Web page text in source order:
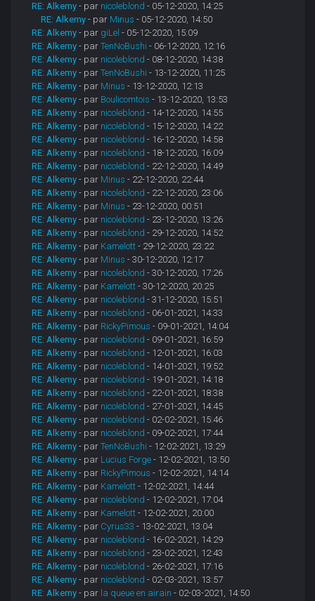
RE: Alkemy - par nicoleblond - 05-12-2020, 14:25
RE: Alkemy - par Minus - 05-12-2020, 14:50
RE: Alkemy - par giLel - 05-12-2020, 15:09
RE: Alkemy - parTenNoBushi - 06-12-2020, 12:16
RE: Alkemy - par nicoleblond - 08-12-2020, 14:38
RE: Alkemy - parTenNoBushi - 13-12-2020, 11:25
RE: Alkemy - par Minus - 13-12-2020, 12:13
RE: Alkemy - par Boulicomtois - 13-12-2020, 13:53
RE: Alkemy - par nicoleblond - 14-12-2020, 14:55
RE: Alkemy - par nicoleblond - 15-12-2020, 14:22
RE: Alkemy - par nicoleblond - 16-12-2020, 14:58
RE: Alkemy - par nicoleblond - 18-12-2020, 16:09
RE: Alkemy - par nicoleblond - 22-12-2020, 14:49
RE: Alkemy - par Minus - 22-12-2020, 22:44
RE: Alkemy - par nicoleblond - 22-12-2020, 23:06
RE: Alkemy - par Minus - 23-12-2020, 00:51
RE: Alkemy - par nicoleblond - 23-12-2020, 13:26
RE: Alkemy - par nicoleblond - 29-12-2020, 14:52
RE: Alkemy - par Kamelott - 29-12-2020, 23:22
RE: Alkemy - par Minus - 30-12-2020, 12:17
RE: Alkemy - par nicoleblond - 30-12-2020, 17:26
RE: Alkemy - par Kamelott - 30-12-2020, 20:25
RE: Alkemy - par nicoleblond - 31-12-2020, 15:51
RE: Alkemy - par nicoleblond - 06-01-2021, 14:33
RE: Alkemy - par RickyPimous - 09-01-2021, 14:04
RE: Alkemy - par nicoleblond - 09-01-2021, 16:59
RE: Alkemy - par nicoleblond - 12-01-2021, 16:03
RE: Alkemy - par nicoleblond - 14-01-2021, 19:52
RE: Alkemy - par nicoleblond - 19-01-2021, 14:18
RE: Alkemy - par nicoleblond - 22-01-2021, 18:38
RE: Alkemy - par nicoleblond - 27-01-2021, 14:45
RE: Alkemy - par nicoleblond - 02-02-2021, 15:46
RE: Alkemy - par nicoleblond - 09-02-2021, 17:44
RE: Alkemy - parTenNoBushi - 12-02-2021, 13:29
RE: Alkemy - par Lucius Forge - 12-02-2021, 13:50
RE: Alkemy - par RickyPimous - 12-02-2021, 14:14
RE: Alkemy - par Kamelott - 12-02-2021, 14:44
RE: Alkemy - par nicoleblond - 12-02-2021, 17:04
RE: Alkemy - par Kamelott - 12-02-2021, 20:00
RE: Alkemy - par Cyrus33 - 13-02-2021, 13:04
RE: Alkemy - par nicoleblond - 16-02-2021, 14:29
RE: Alkemy - par nicoleblond - 23-02-2021, 12:43
RE: Alkemy - par nicoleblond - 26-02-2021, 17:16
RE: Alkemy - par nicoleblond - 02-03-2021, 13:57
RE: Alkemy - par la queue en airain - 02-03-2021, 14:50